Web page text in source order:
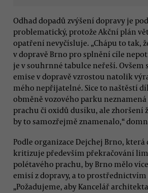
Odhad dopadů zvýšení dopravy je
problematický, protože Akční plán
opatření nevyčísluje. „Chápu to tak,
v dopravě Brno pro splnění cíle
je v souhrnné tabulce neřeší. Ovšem
emise v dopravě vzrostou natolik
mého nepřijatelné. Sice to naštěstí
obměně vozového parku
prachu či oxidů dusíku, ale zhoršení
by to samozřejmě znamenalo,“
Podle organizace Dejchej Brno,
kritizuje především překračování
polétavého prachu, by Brno mělo
emisí z dopravy, a to
„Požadujeme, aby Kancelář